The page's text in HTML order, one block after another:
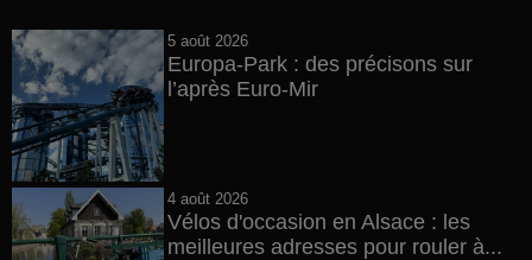
5 août 2026
Europa-Park : des précisons sur
l’après Euro-Mir
4 août 2026
Vélos d'occasion en Alsace : les
meilleures adresses pour rouler à...